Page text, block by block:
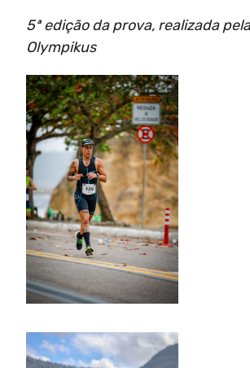
5ª edição da prova, realizada
Olympikus